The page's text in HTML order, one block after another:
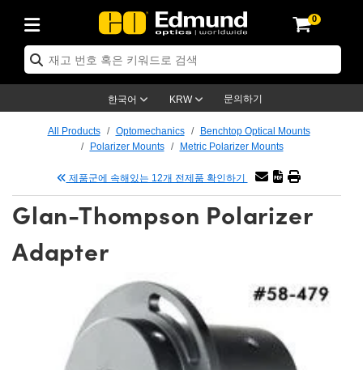
0
한국어 KRW 문의하기
Electronics
Lenses
Photography
Standards
All Products Optomechanics
Benchtop Optical Mounts
Polarizer Mounts
Metric Polarizer Mounts
제품군에 속해있는 12개 전제품 확인하기
Glan-Thompson Polarizer
Adapter